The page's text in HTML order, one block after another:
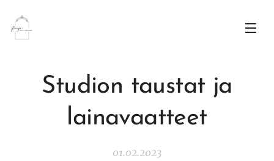
Studion taustat ja
lainavaatteet
01.02.2023